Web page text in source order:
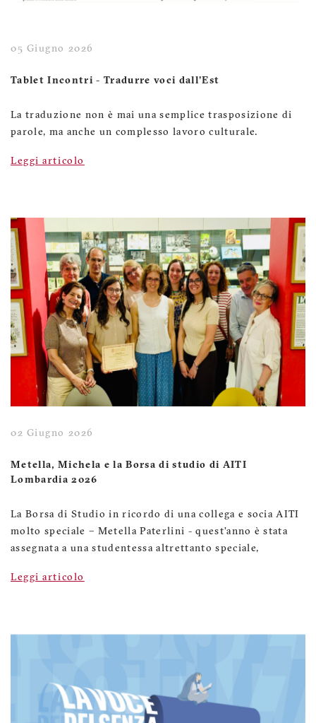
05 Giugno 2026
Tablet Incontri - Tradurre voci dall'Est
La traduzione non è mai una semplice trasposizione di
parole, ma anche un complesso lavoro culturale.
Leggi articolo
02 Giugno 2026
Metella, Michela e la Borsa di studio di AITI
Lombardia 2026
La Borsa di Studio in ricordo di una collega e socia AITI
molto speciale – Metella Paterlini - quest’anno è stata
assegnata a una studentessa altrettanto speciale,
Leggi articolo